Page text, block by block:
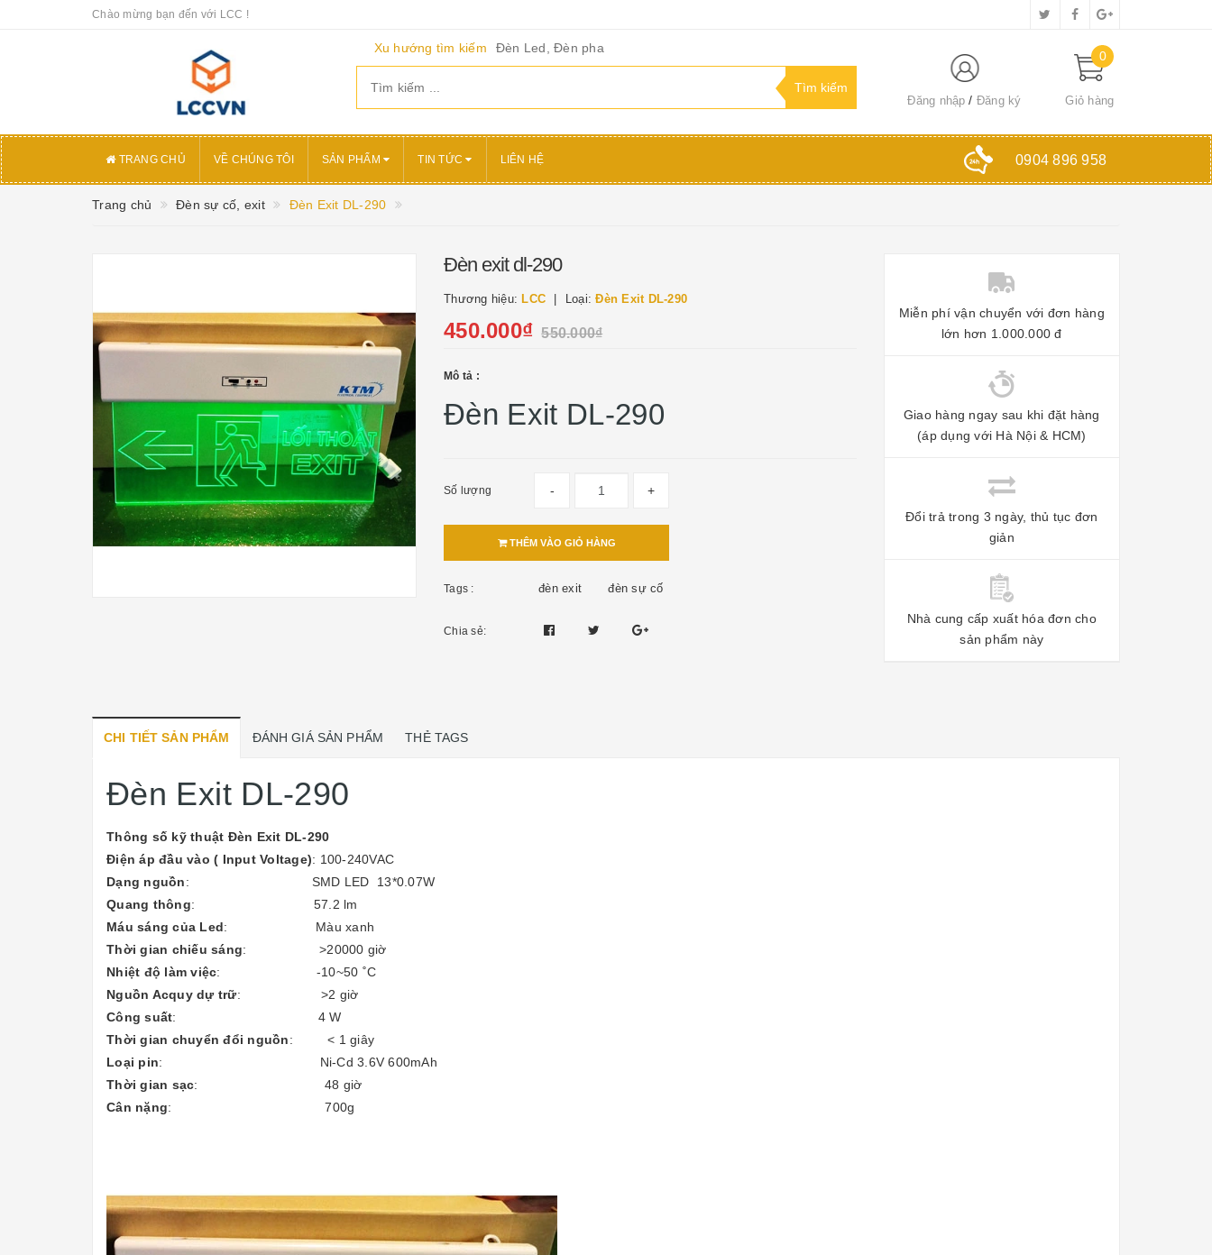
Chào mừng bạn đến với LCC !
Xu hướng tìm kiếm Đèn Led, Đèn pha
Đăng nhập Đăng ký
0
Giỏ hàng
TRANG CHỦ VỀ CHÚNG TÔI SẢN PHẨM TIN TỨC LIÊN HỆ 0904 896 958
Trang chủ Đèn sự cố, exit Đèn Exit DL-290
Đèn exit dl-290
Thương hiệu: LCC Loại:Đèn Exit DL-290
450.000₫ 550.000₫
Mô tả :
Đèn Exit DL-290
Số lượng - +
THÊM VÀO GIỎ HÀNG
Tags : đèn exit đèn sự cố
Chia sẻ:
Miễn phí vận chuyển với đơn hàng
lớn hơn 1.000.000 đ
Giao hàng ngay sau khi đặt hàng
(áp dụng với Hà Nội & HCM)
Đổi trả trong 3 ngày, thủ tục đơn
giản
Nhà cung cấp xuất hóa đơn cho
sản phẩm này
CHI TIẾT SẢN PHẨM ĐÁNH GIÁ SẢN PHẨM THẺ TAGS
Đèn Exit DL-290
Thông số kỹ thuật Đèn Exit DL-290
Điện áp đầu vào ( Input Voltage): 100-240VAC
Dạng nguồn: SMD LED 13*0.07W
Quang thông: 57.2 lm
Máu sáng của Led: Màu xanh
Thời gian chiếu sáng: >20000 giờ
Nhiệt độ làm việc: -10~50 ˚C
Nguồn Acquy dự trữ: >2 giờ
Công suất: 4 W
Thời gian chuyển đổi nguồn: < 1 giây
Loại pin: Ni-Cd 3.6V 600mAh
Thời gian sạc: 48 giờ
Cân nặng: 700g